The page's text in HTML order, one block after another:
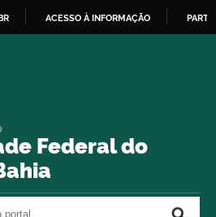
ACESSO À INFORMAÇÃO
Federal do